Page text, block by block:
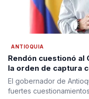
ANTIOQUIA
Rendón cuestionó
la orden de captura
fracaso del proceso
El gobernador de
fuertes